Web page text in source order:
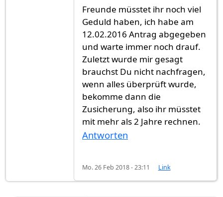
Freunde müsstet ihr noch viel
Geduld haben, ich habe am
12.02.2016 Antrag abgegeben
und warte immer noch drauf.
Zuletzt wurde mir gesagt
brauchst Du nicht nachfragen,
wenn alles überprüft wurde,
bekomme dann die
Zusicherung, also ihr müsstet
mit mehr als 2 Jahre rechnen.
Antworten
Mo. 26 Feb 2018 - 23:11 Link